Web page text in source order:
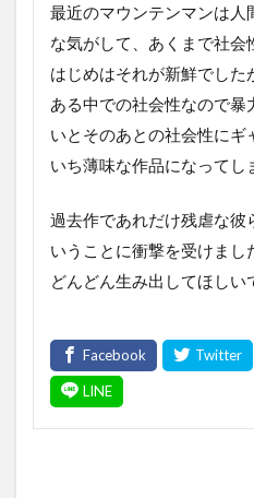
最近のマウンテンマンは人
な気がして、あくまで社会
はじめはそれが新鮮でし
ある中での社会性なので暴
いとそのあとの社会性にギ
いち薄味な作品になってし
過去作であれだけ残虐な彼
いうことに衝撃を受けまし
どんどん生み出してほしい